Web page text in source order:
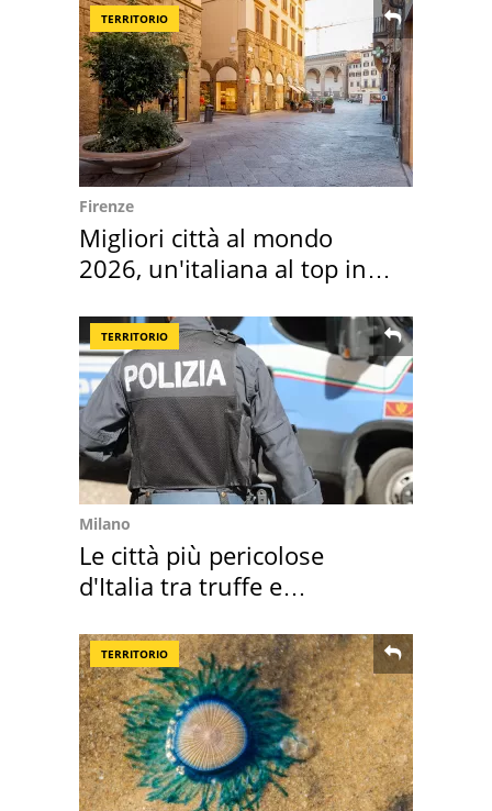
TERRITORIO
Firenze
Migliori città al mondo
2026, un'italiana al top in
TERRITORIO
Milano
Le città più pericolose
d'Italia tra truffe e
TERRITORIO